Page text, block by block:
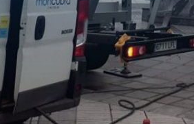
de Gran Canaria
intégrale